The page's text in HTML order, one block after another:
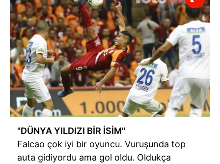
"DÜNYA YILDIZI BİR İSİM"
Falcao çok iyi bir oyuncu. Vuruşunda top
auta gidiyordu ama gol oldu. Oldukça